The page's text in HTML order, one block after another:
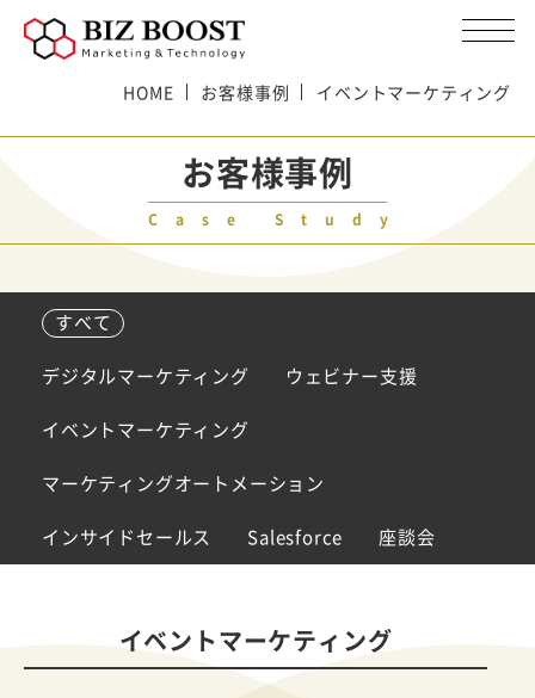
HOME お客様事例 イベントマーケティング
お客様事例
Case Study
デジタルマーケティング ウェビナー支援
イベントマーケティング
マーケティングオートメーション
インサイドセールス Salesforce 座談会
すべて
イベントマーケティング